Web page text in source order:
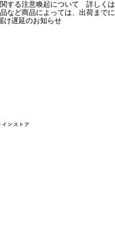
関する注意喚起について 詳しく
など商品によっては、出荷ま
け遅延のお知らせ